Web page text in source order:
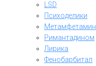
LSD
Психоделики
Метамфетамин
Римантадином
Лирика
Фенобарбитал